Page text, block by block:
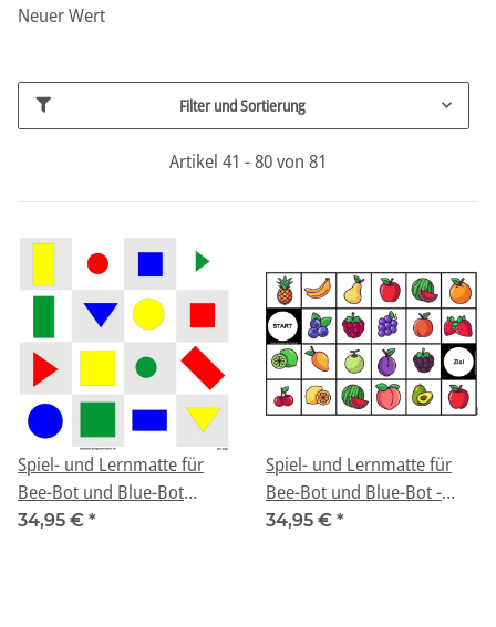
Neuer Wert
Filter und Sortierung
Artikel 41 - 80 von 81
Spiel- und Lernmatte für
Bee-Bot und Blue-Bot
"Formen und Farben"
34,95 € *
Spiel- und Lernmatte für
Bee-Bot und Blue-Bot -
"Obst und Früchte"
34,95 € *